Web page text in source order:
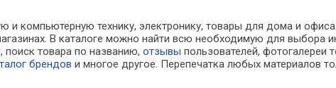
и компьютерную технику, электронику, товары для дома и
В каталоге можно найти всю необходимую для
, поиск товара по названию,отзывы пользователей, фотогалереи
брендов и многое другое. Перепечатка любых материалов